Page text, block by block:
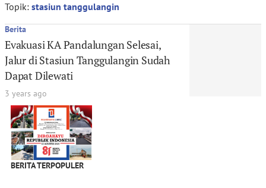
Topik: stasiun tanggulangin
Berita
Evakuasi KA Pandalungan Selesai,
Jalur di Stasiun Tanggulangin Sudah
Dapat Dilewati
3 years ago
BERITA TERPOPULER